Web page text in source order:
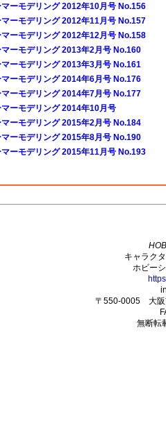
マーモデリング 2012年10月号 No.156
マーモデリング 2012年11月号 No.157
マーモデリング 2012年12月号 No.158
マーモデリング 2013年2月号 No.160
マーモデリング 2013年3月号 No.161
マーモデリング 2014年6月号 No.176
マーモデリング 2014年7月号 No.177
マーモデリング 2014年10月号
マーモデリング 2015年2月号 No.184
マーモデリング 2015年8月号 No.190
マーモデリング 2015年11月号 No.193
ナショナル
キャラク
ホビー
〒550-0005 大阪
無断転